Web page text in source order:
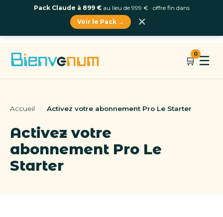
🛒
0
☰
Accueil › Activez votre abonnement Pro Le Starter
Activez votre
abonnement Pro Le
Starter
Pack Claude à 899 €au lieu de 999 € · offre fin dans
Voir le Pack →
×